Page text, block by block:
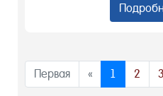
Первая « 1 2 3